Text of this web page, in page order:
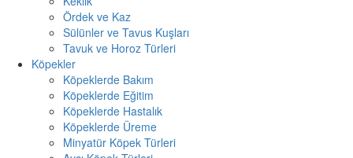
Ördek ve Kaz
Sülünler ve Tavus Kuşları
Tavuk ve Horoz Türleri
Köpekler
Köpeklerde Bakım
Köpeklerde Eğitim
Köpeklerde Hastalık
Köpeklerde Üreme
Minyatür Köpek Türleri